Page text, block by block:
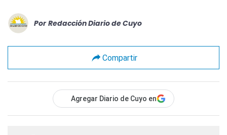
Por Redacción Diario de Cuyo
Compartir
Agregar Diario de Cuyo en